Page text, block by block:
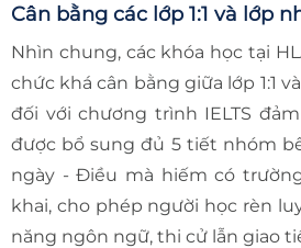
Cân bằng các lớp 1:1 và lớp
Nhìn chung, các khóa học tại
chức khá cân bằng giữa lớp 1:1
đối với chương trình IELTS
được bổ sung đủ 5 tiết nhóm
ngày - Điều mà hiếm có
khai, cho phép người học rèn
năng ngôn ngữ, thi cử lẫn giao